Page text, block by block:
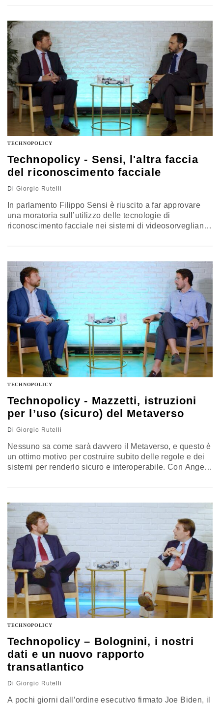
commisurata ai livelli di rischio. Ne abbiamo parlato con
Alessandra Santacroce, direttore delle Relazioni
Istituzionali di Ibm Italia e presidente della Fondazione
Ibm
TECHNOPOLICY
Technopolicy - Sensi, l'altra faccia
del riconoscimento facciale
Di Giorgio Rutelli
In parlamento Filippo Sensi è riuscito a far approvare
una moratoria sull’utilizzo delle tecnologie di
riconoscimento facciale nei sistemi di videosorveglianza
illegali (come nel caso Clearview AI). La
regolamentazione è ancora nelle fasi iniziali
TECHNOPOLICY
Technopolicy - Mazzetti, istruzioni
per l’uso (sicuro) del Metaverso
Di Giorgio Rutelli
Nessuno sa come sarà davvero il Metaverso, e questo è
un ottimo motivo per costruire subito delle regole e dei
sistemi per renderlo sicuro e interoperabile. Con Angelo
partendo dalle rivoluzioni nel lavoro, nella sanità,
nell’istruzione e nel gaming. Per l’uso “personale”
bisogna aspettare ancora un po’…
TECHNOPOLICY
Technopolicy – Bolognini, i nostri
dati e un nuovo rapporto
transatlantico
Di Giorgio Rutelli
A pochi giorni dall’ordine esecutivo firmato Joe Biden, il